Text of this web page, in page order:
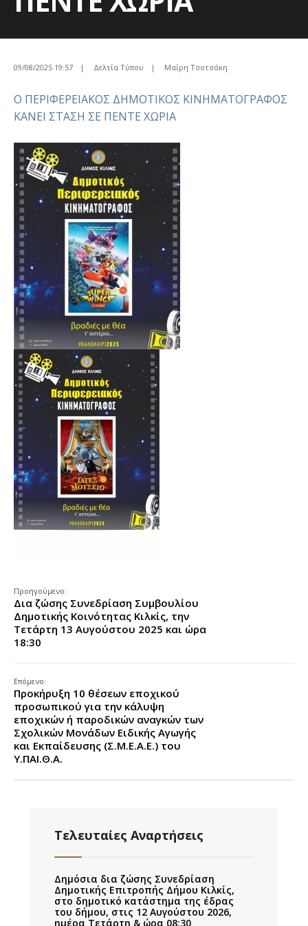
09/08/2025 19:57 | Δελτία Τύπου | Μαίρη Τσοτσάκη
Ο ΠΕΡΙΦΕΡΕΙΑΚΟΣ ΔΗΜΟΤΙΚΟΣ ΚΙΝΗΜΑΤΟΓΡΑΦΟΣ
ΚΑΝΕΙ ΣΤΑΣΗ ΣΕ ΠΕΝΤΕ ΧΩΡΙΑ
Προηγούμενο:
Δια ζώσης Συνεδρίαση Συμβουλίου
Δημοτικής Κοινότητας Κιλκίς, την
Τετάρτη 13 Αυγούστου 2025 και ώρα
18:30
Επόμενο:
Προκήρυξη 10 θέσεων εποχικού
προσωπικού για την κάλυψη
εποχικών ή παροδικών αναγκών των
Σχολικών Μονάδων Ειδικής Αγωγής
και Εκπαίδευσης (Σ.Μ.Ε.Α.Ε.) του
Υ.ΠΑΙ.Θ.Α.
Τελευταίες Αναρτήσεις
Δημόσια δια ζώσης Συνεδρίαση
Δημοτικής Επιτροπής Δήμου Κιλκίς,
στο δημοτικό κατάστημα της έδρας
του δήμου, στις 12 Αυγούστου 2026,
ημέρα Τετάρτη & ώρα 08:30